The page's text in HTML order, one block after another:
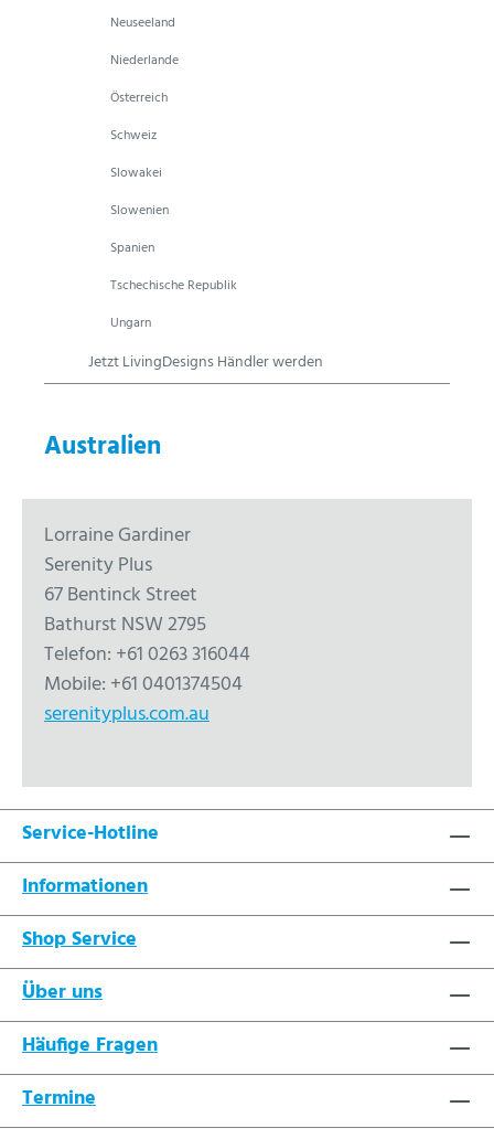
Neuseeland
Niederlande
Österreich
Schweiz
Slowakei
Slowenien
Spanien
Tschechische Republik
Ungarn
Jetzt LivingDesigns Händler werden
Australien
Lorraine Gardiner
Serenity Plus
67 Bentinck Street
Bathurst NSW 2795
Telefon: +61 0263 316044
Mobile: +61 0401374504
serenityplus.com.au
Service-Hotline
Informationen
Shop Service
Über uns
Häufige Fragen
Termine